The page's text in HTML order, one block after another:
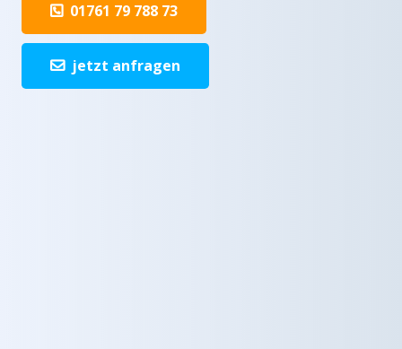
01761 79 788 73
jetzt anfragen